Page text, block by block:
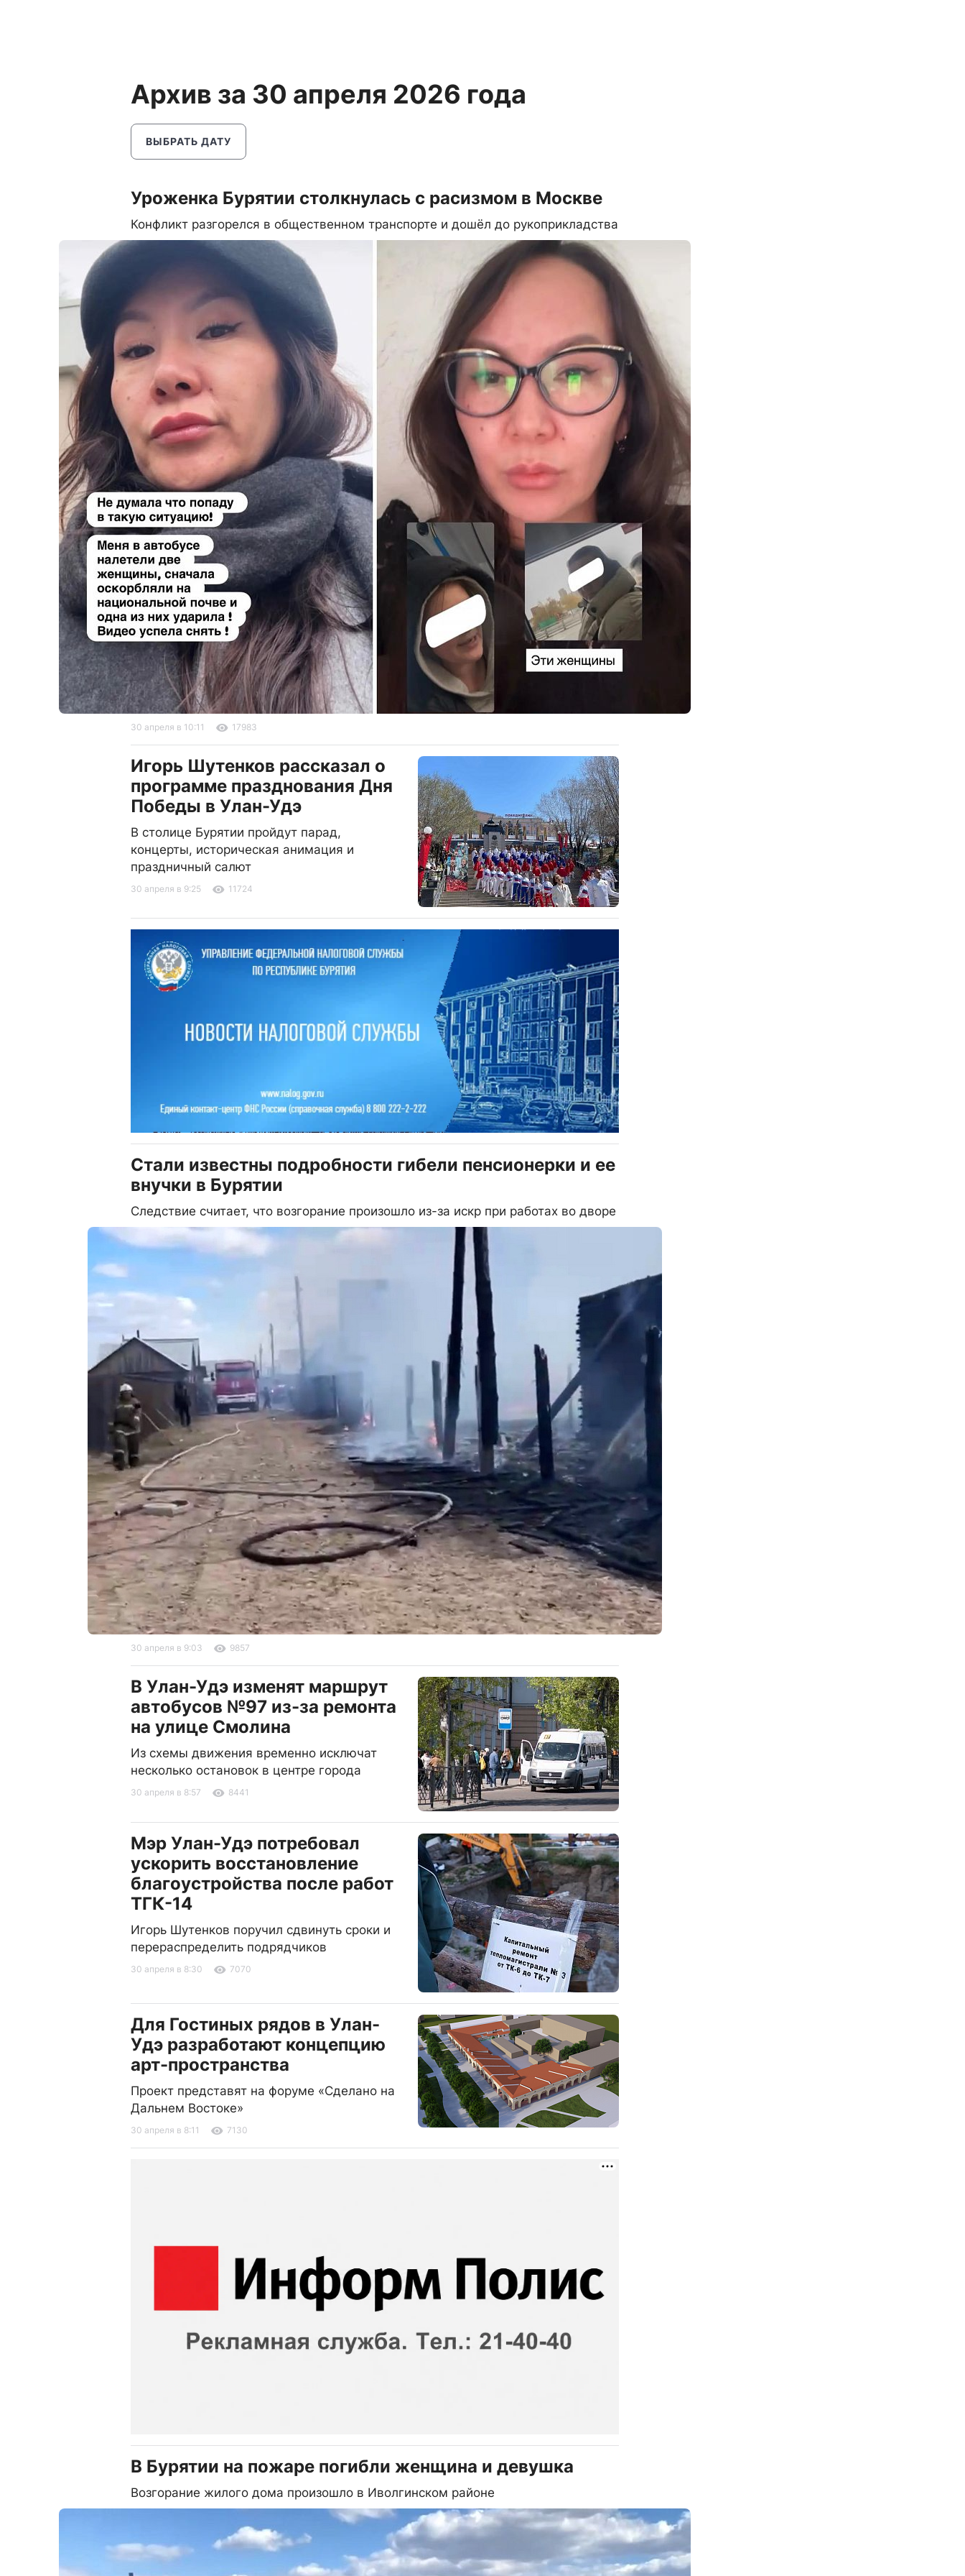
Архив за 30 апреля 2026 года
ВЫБРАТЬ ДАТУ
Уроженка Бурятии столкнулась с расизмом в Москве
Конфликт разгорелся в общественном транспорте и дошёл до рукоприкладства
30 апреля в 10:11 17983
Игорь Шутенков рассказал о
программе празднования Дня
Победы в Улан-Удэ
В столице Бурятии пройдут парад,
концерты, историческая анимация и
праздничный салют
30 апреля в 9:25 11724
Стали известны подробности гибели пенсионерки и ее
внучки в Бурятии
Следствие считает, что возгорание произошло из-за искр при работах во дворе
30 апреля в 9:03 9857
В Улан-Удэ изменят маршрут
автобусов №97 из-за ремонта
на улице Смолина
Из схемы движения временно исключат
несколько остановок в центре города
30 апреля в 8:57 8441
Мэр Улан-Удэ потребовал
ускорить восстановление
благоустройства после работ
ТГК-14
Игорь Шутенков поручил сдвинуть сроки и
перераспределить подрядчиков
30 апреля в 8:30 7070
Для Гостиных рядов в Улан-
Удэ разработают концепцию
арт-пространства
Проект представят на форуме «Сделано на
Дальнем Востоке»
30 апреля в 8:11 7130
В Бурятии на пожаре погибли женщина и девушка
Возгорание жилого дома произошло в Иволгинском районе